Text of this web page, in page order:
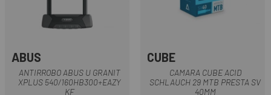
ABUS
ANTIRROBO ABUS U GRANIT
XPLUS 540/160HB300+EAZY
KF
CUBE
CAMARA CUBE ACID
SCHLAUCH 29 MTB PRESTA SV
40MM